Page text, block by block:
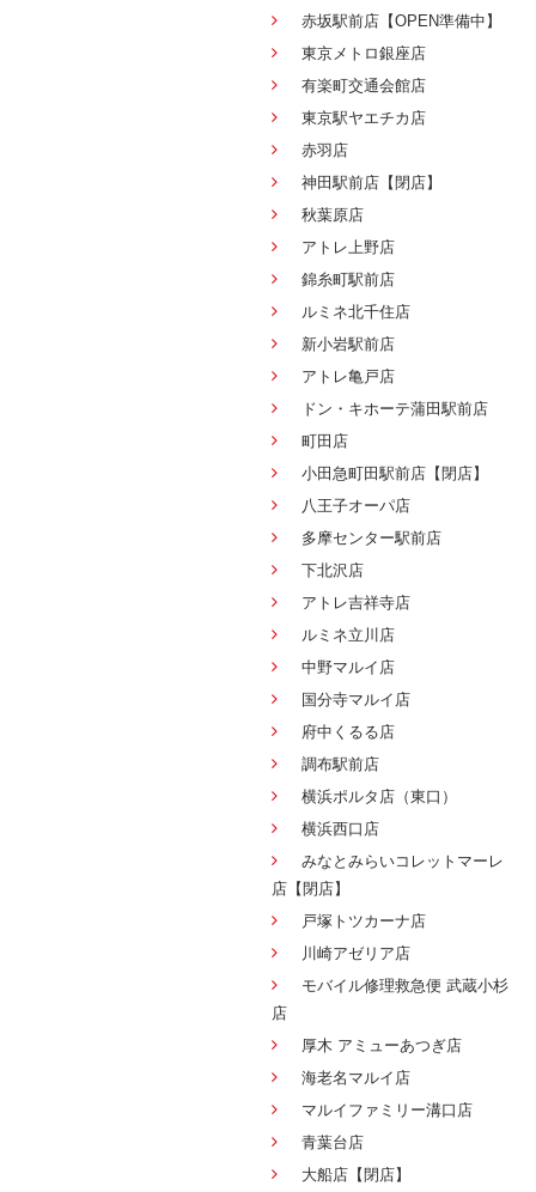
赤坂駅前店【OPEN準備中】
東京メトロ銀座店
有楽町交通会館店
東京駅ヤエチカ店
赤羽店
神田駅前店【閉店】
秋葉原店
アトレ上野店
錦糸町駅前店
ルミネ北千住店
新小岩駅前店
アトレ亀戸店
ドン・キホーテ蒲田駅前店
町田店
小田急町田駅前店【閉店】
八王子オーパ店
多摩センター駅前店
下北沢店
アトレ吉祥寺店
ルミネ立川店
中野マルイ店
国分寺マルイ店
府中くるる店
調布駅前店
横浜ポルタ店（東口）
横浜西口店
みなとみらいコレットマーレ
店【閉店】
戸塚トツカーナ店
川崎アゼリア店
モバイル修理救急便 武蔵小杉
店
厚木 アミューあつぎ店
海老名マルイ店
マルイファミリー溝口店
青葉台店
大船店【閉店】